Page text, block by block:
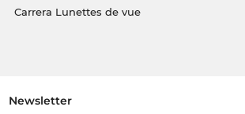
Carrera Lunettes de vue
Newsletter